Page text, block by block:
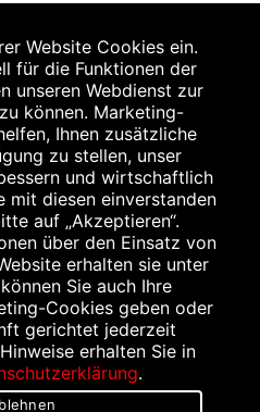
Der AEP ist keine
der Hersteller. Der AEP ist
gebrachter Preis für
in der Höhe dem für
zu dem eine
(z.B. bei Kindern unter 12
gesetzlichen
Der AEP ist der allgemeine
Kostenübernahme durch die
vor Abzug eines
nach §130 Abs. 1 SGB V.
des Herstellers (UVP).
Website Cookies ein.
für die Funktionen der
unseren Webdienst zur
können. Marketing-
Ihnen zusätzliche
zu stellen, unser
und wirtschaftlich
mit diesen einverstanden
auf „Akzeptieren“.
über den Einsatz von
erhalten sie unter
Sie auch Ihre
Cookies geben oder
gerichtet jederzeit
erhalten Sie in
.